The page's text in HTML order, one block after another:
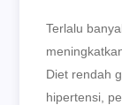
Terlalu
Diet rendah
hipertensi,